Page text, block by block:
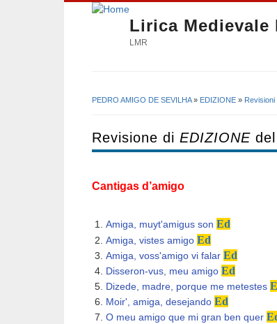
Lirica Medievale
LMR
PEDRO AMIGO DE SEVILHA» EDIZIONE » Revisioni
Revisione di EDIZIONE del
Cantigas d’amigo
Amiga, muyt'amigus son Ed
Amiga, vistes amigo Ed
Amiga, voss'amigo vi falar Ed
Disseron-vus, meu amigo Ed
Dizede, madre, porque me metestes
Moir', amiga, desejando Ed
O meu amigo que mi gran ben quer